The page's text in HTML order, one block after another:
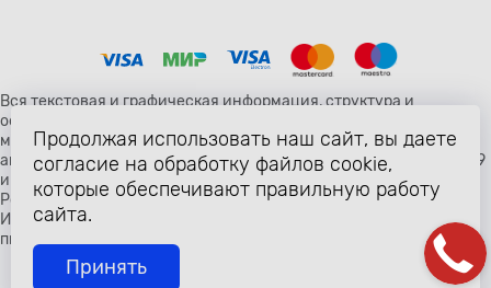
Вся текстовая и графическая информация, структура и
оформление страницы avtozaryad.ru защищены российскими и
международными законами и соглашениями об охране
авторских прав и интеллектуальной собственности (статьи 1259
и 1260 главы 70 «Авторское право» Гражданского Кодекса
Российской Федерации от 18 декабря 2006 года N 230-ФЗ).
Использование любых материалов сайта разрешено только с
письменного согласия владельцев сайта avtozaryad.ru
Продолжая использовать наш сайт, вы даете
согласие на обработку файлов cookie,
которые обеспечивают правильную работу
сайта.